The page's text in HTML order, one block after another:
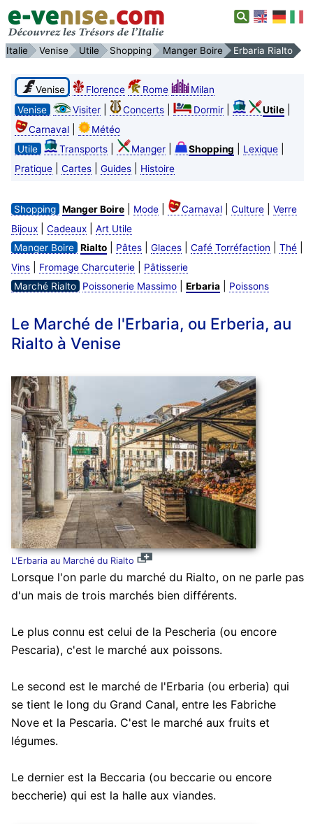
Italie Venise Utile Shopping Manger Boire Erbaria Rialto
Venise Florence Rome
Milan
Venise
Visiter| Concerts| Dormir| Utile|
Carnaval|
Météo
Utile
Transports| Manger| Shopping Lexique|
Pratique| Cartes| Guides| Histoire
Shopping Manger Boire| Mode| Carnaval| Culture| Verre
Bijoux| Cadeaux| Art Utile
Manger Boire Rialto| Pâtes| Glaces| Café Torréfaction Thé|
Vins| Fromage Charcuterie|
Pâtisserie
Marché Rialto
Poissonerie Massimo| Erbaria| Poissons
Le Marché de l'Erbaria, ou Erberia, au
Rialto à Venise
L'Erbaria au Marché du Rialto
Lorsque l'on parle du marché du Rialto, on ne parle pas
d'un mais de trois marchés bien différents.
Le plus connu est celui de la Pescheria (ou encore
Pescaria), c'est le marché aux poissons.
Le second est le marché de l'Erbaria (ou erberia) qui
se tient le long du Grand Canal, entre les Fabriche
Nove et la Pescaria. C'est le marché aux fruits et
légumes.
Le dernier est la Beccaria (ou beccarie ou encore
beccherie) qui est la halle aux viandes.